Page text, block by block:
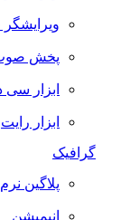
ویرایشگر فیلم
پخش صوت
ابزار سی دی
ابزار رایت
گرافیک
پلاگین نرم افزارها
انیمیشن